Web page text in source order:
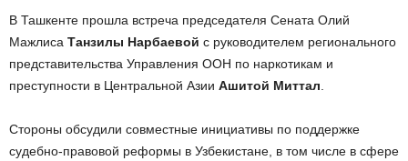
В Ташкенте прошла встреча председателя Сената Олий
Мажлиса Танзилы Нарбаевой с руководителем регионального
представительства Управления ООН по наркотикам и
преступности в Центральной Азии Ашитой Миттал
Стороны обсудили совместные инициативы по поддержке
судебно-правовой реформы в Узбекистане, в том числе в сфере